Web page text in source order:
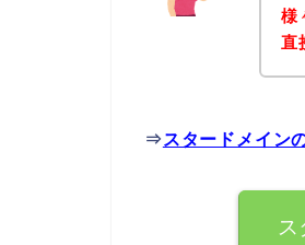
様
直
⇒ スタードメイン
ス